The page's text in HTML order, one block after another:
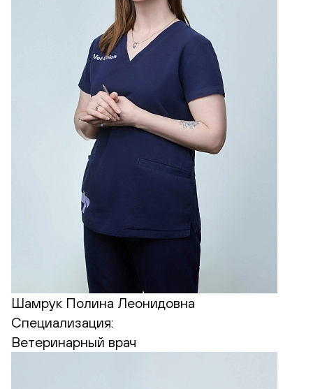
Шамрук Полина Леонидовна
Специализация:
Ветеринарный врач